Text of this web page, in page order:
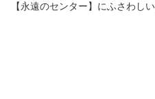
【永遠のセンター】にふさわし